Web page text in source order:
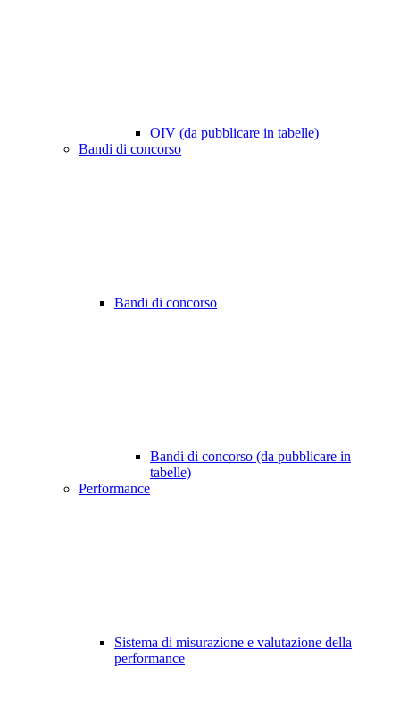
OIV (da pubblicare in tabelle)
Bandi di concorso
Bandi di concorso
Bandi di concorso (da pubblicare in
tabelle)
Performance
Sistema di misurazione e valutazione della
performance